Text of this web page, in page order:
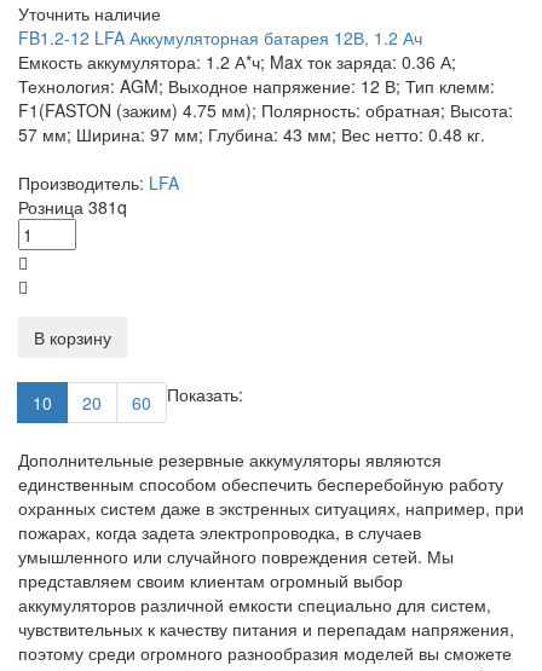
Уточнить наличие
FB1.2-12 LFA Аккумуляторная батарея 12В, 1.2 Ач
Емкость аккумулятора: 1.2 А*ч; Max ток заряда: 0.36 А;
Технология: AGM; Выходное напряжение: 12 В; Тип клемм:
F1(FASTON (зажим) 4.75 мм); Полярность: обратная; Высота:
57 мм; Ширина: 97 мм; Глубина: 43 мм; Вес нетто: 0.48 кг.
Производитель: LFA
Розница 381q
В корзину
Показать:
10 20 60
Дополнительные резервные аккумуляторы являются
единственным способом обеспечить бесперебойную работу
охранных систем даже в экстренных ситуациях, например, при
пожарах, когда задета электропроводка, в случаев
умышленного или случайного повреждения сетей. Мы
представляем своим клиентам огромный выбор
аккумуляторов различной емкости специально для систем,
чувствительных к качеству питания и перепадам напряжения,
поэтому среди огромного разнообразия моделей вы сможете